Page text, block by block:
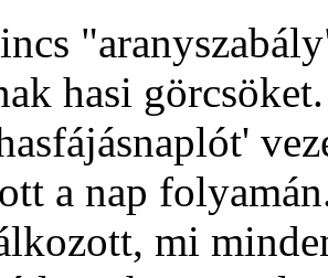
hasi
a nap
mi